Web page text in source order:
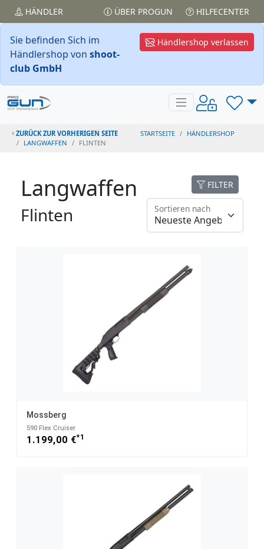
HÄNDLER ÜBER PROGUN HILFECENTER
Händlershop verlassen
Sie befinden Sich im
Händlershop von shoot-
club GmbH
ZURÜCK ZUR VORHERIGEN SEITE STARTSEITE
HÄNDLERSHOP
LANGWAFFEN
FLINTEN
Langwaffen
Flinten
FILTER
Sortieren nach
Mossberg
590 Flex Cruiser
1.199,00 €*1